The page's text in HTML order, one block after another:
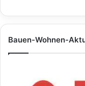
Bauen-Wohnen-